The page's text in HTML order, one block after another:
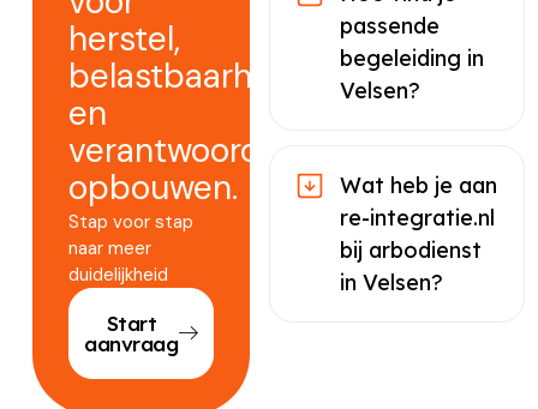
herstel,
belastbaarheid
en
verantwoord
opbouwen.
Stap voor stap
naar meer
duidelijkheid
Start
aanvraag
passende
begeleiding in
Velsen?
Wat heb je aan
re-integratie.nl
bij arbodienst
in Velsen?